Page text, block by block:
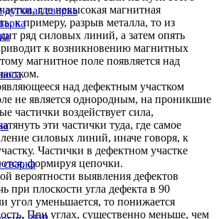
сварка
где невысокая магнитная
к примеру, разрыв металла, то из
ряд силовых линий, а затем опять
к возникновению магнитных
магнитное поле появляется над
над дефектным участком
не является однородным, на проникшие
частички воздействует сила,
эти частички туда, где самое
силовых линий, иначе говоря, к
Частички в дефектном участке
формируя цепочки.
вероятности выявления дефектов
при плоскости угла дефекта в 90
угол уменьшается, то понижается
При углах, существенно меньше, чем